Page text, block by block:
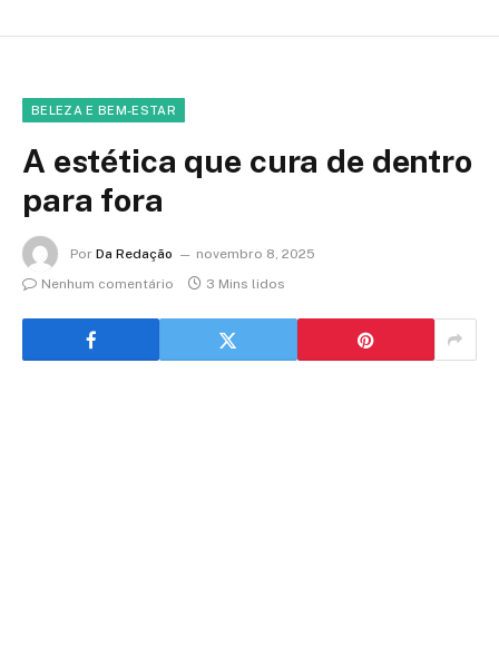
BELEZA E BEM-ESTAR
A estética que cura de dentro
para fora
Por Da Redação
novembro 8, 2025
Nenhum comentário
3 Mins lidos